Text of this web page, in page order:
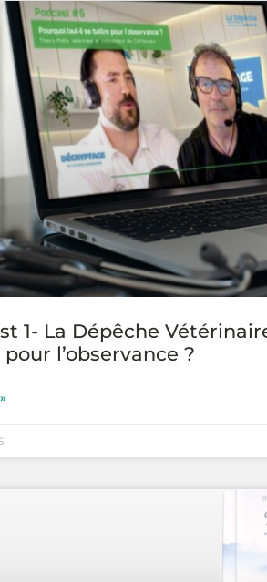
1- La Dépêche
l’observance ?